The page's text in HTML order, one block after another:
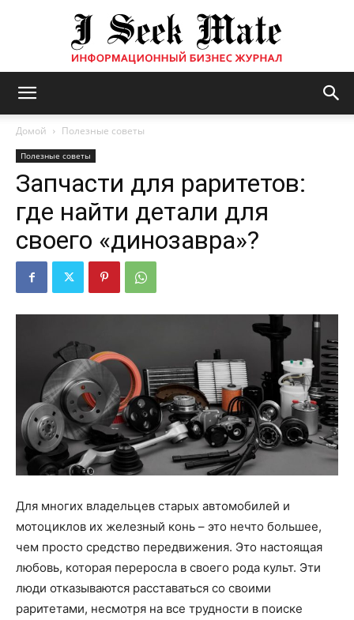
журнал
|
Домой Полезные советы
Полезные советы
Запчасти для раритетов:
где найти детали для
своего «динозавра»?
Для многих владельцев старых автомобилей и
мотоциклов их железный конь – это нечто большее,
чем просто средство передвижения. Это настоящая
любовь, которая переросла в своего рода культ. Эти
люди отказываются расставаться со своими
раритетами, несмотря на все трудности в поиске